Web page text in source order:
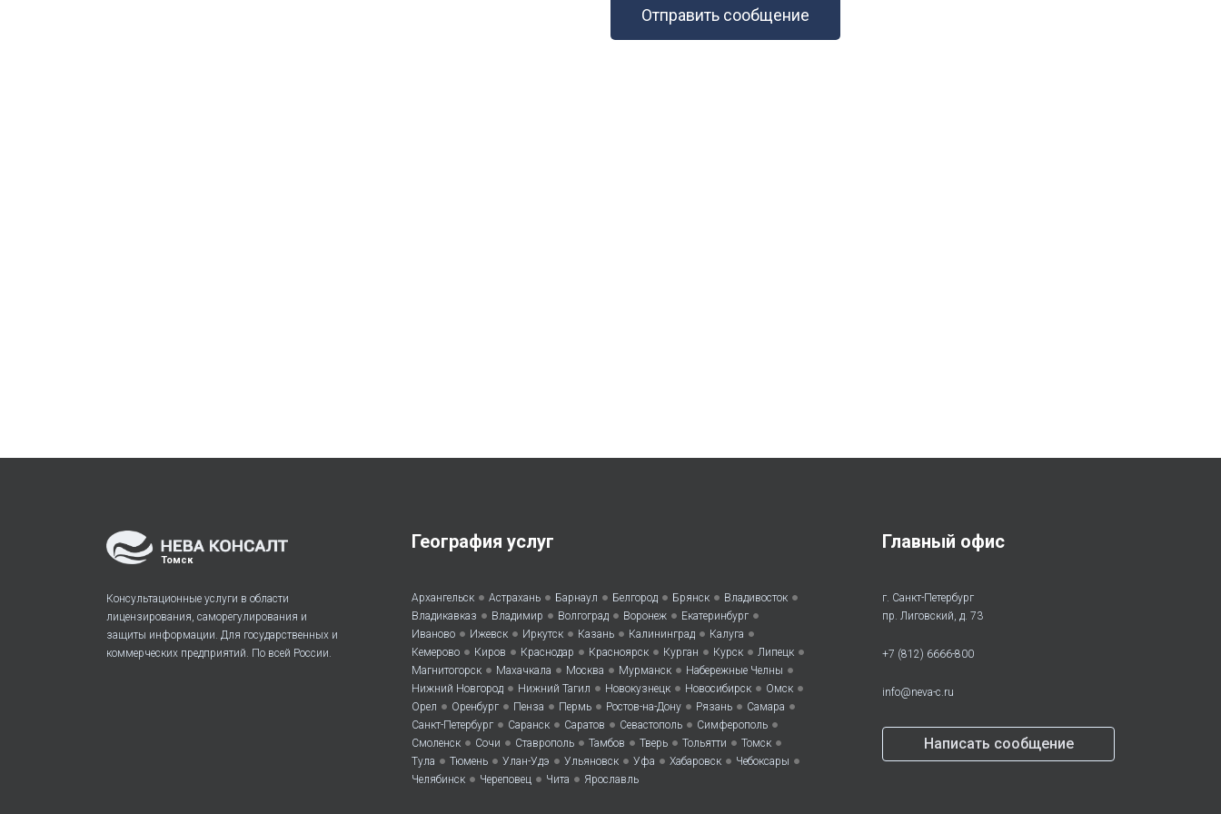
Отправить сообщение
Томск
Консультационные услуги в области
лицензирования, саморегулирования и
защиты информации. Для государственных и
коммерческих предприятий. По всей России.
География услуг
Архангельск • Астрахань • Барнаул • Белгород • Брянск • Владивосток •
Владикавказ • Владимир • Волгоград • Воронеж • Екатеринбург •
Иваново • Ижевск • Иркутск • Казань • Калининград • Калуга •
Кемерово • Киров • Краснодар • Красноярск • Курган • Курск • Липецк •
Магнитогорск • Махачкала • Москва • Мурманск • Набережные Челны •
Нижний Новгород • Нижний Тагил • Новокузнецк • Новосибирск • Омск •
Орел • Оренбург • Пенза • Пермь • Ростов-на-Дону • Рязань • Самара •
Санкт-Петербург • Саранск • Саратов • Севастополь • Симферополь •
Смоленск • Сочи • Ставрополь • Тамбов • Тверь • Тольятти • Томск •
Тула • Тюмень • Улан-Удэ • Ульяновск • Уфа • Хабаровск • Чебоксары •
Челябинск • Череповец • Чита • Ярославль
Главный офис
г. Санкт-Петербург
пр. Лиговский, д. 73
+7 (812) 6666-800
info@neva-c.ru
Написать сообщение